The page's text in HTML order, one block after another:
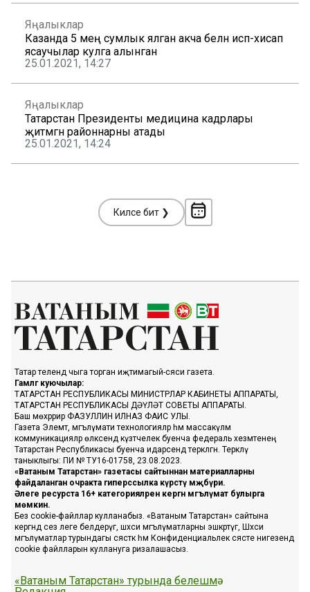
Яңалыклар
Казанда 5 мең сумлык ялган акча белән исәп-хисап
ясаучылар кулга алынган
25.01.2021, 14:27
Яңалыклар
Татарстан Президенты медицина кадрлары
җитмәгән районнарны атады
25.01.2021, 14:24
Киләсе бит ❯
Татар телендә чыга торган иҗтимагый-сәяси газета.
Гамәлгә куючылар:
ТАТАРСТАН РЕСПУБЛИКАСЫ МИНИСТРЛАР КАБИНЕТЫ АППАРАТЫ,
ТАТАРСТАН РЕСПУБЛИКАСЫ ДӘҮЛӘТ СОВЕТЫ АППАРАТЫ.
Баш мөхәррир ФАЗУЛЛИН ИЛНАЗ ФАИС УЛЫ.
Газета Элемтә, мәгълүмати технологияләр һәм массакүләм
коммуникацияләр өлкәсендә күзәтчелек буенча федераль хезмәтенең
Татарстан Республикасы буенча идарәсендә теркәлгән. Теркәлү
таныклыгы: ПИ № ТУ16-01758, 23.08.2023.
«Ватаным Татарстан» газетасы сайтыннан материалларны
файдаланган очракта гиперссылка күрсәтү мәҗбүри.
Әлеге ресурста 16+ категорияләренә кергән мәгълүмат булырга
мөмкин.
Без cookie-файллар кулланабыз. «Ватаным Татарстан» сайтына
кергәндә сез әлеге белдерүгә, шәхси мәгълүматларны эшкәртүгә, Шәхси
мәгълүматлар турындагы сәясәткә һәм Конфиденциальлек сәясәте нигезендә
cookie файлларын куллануга ризалашасыз.
«Ватаным Татарстан» турында белешмә